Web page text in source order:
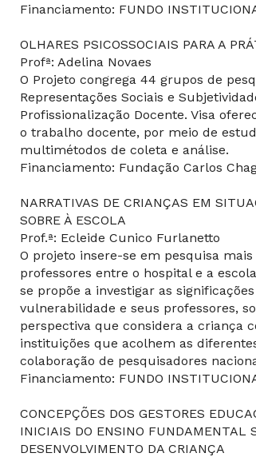
Financiamento: FUNDO
OLHARES PSICOSSOCIAIS PARA A
Profª: Adelina Novaes
O Projeto congrega 44 grupos de
Representações Sociais e
Profissionalização Docente. Visa
o trabalho docente, por meio de
multimétodos de coleta e análise.
Financiamento: Fundação Carlos
NARRATIVAS DE CRIANÇAS EM
SOBRE À ESCOLA
Prof.ª: Ecleide Cunico Furlanetto
O projeto insere-se em pesquisa
professores entre o hospital e a
se propõe a investigar as
vulnerabilidade e seus professores,
perspectiva que considera a criança
instituições que acolhem as
colaboração de pesquisadores
Financiamento: FUNDO
CONCEPÇÕES DOS GESTORES
INICIAIS DO ENSINO FUNDAMENTAL
DESENVOLVIMENTO DA CRIANÇA